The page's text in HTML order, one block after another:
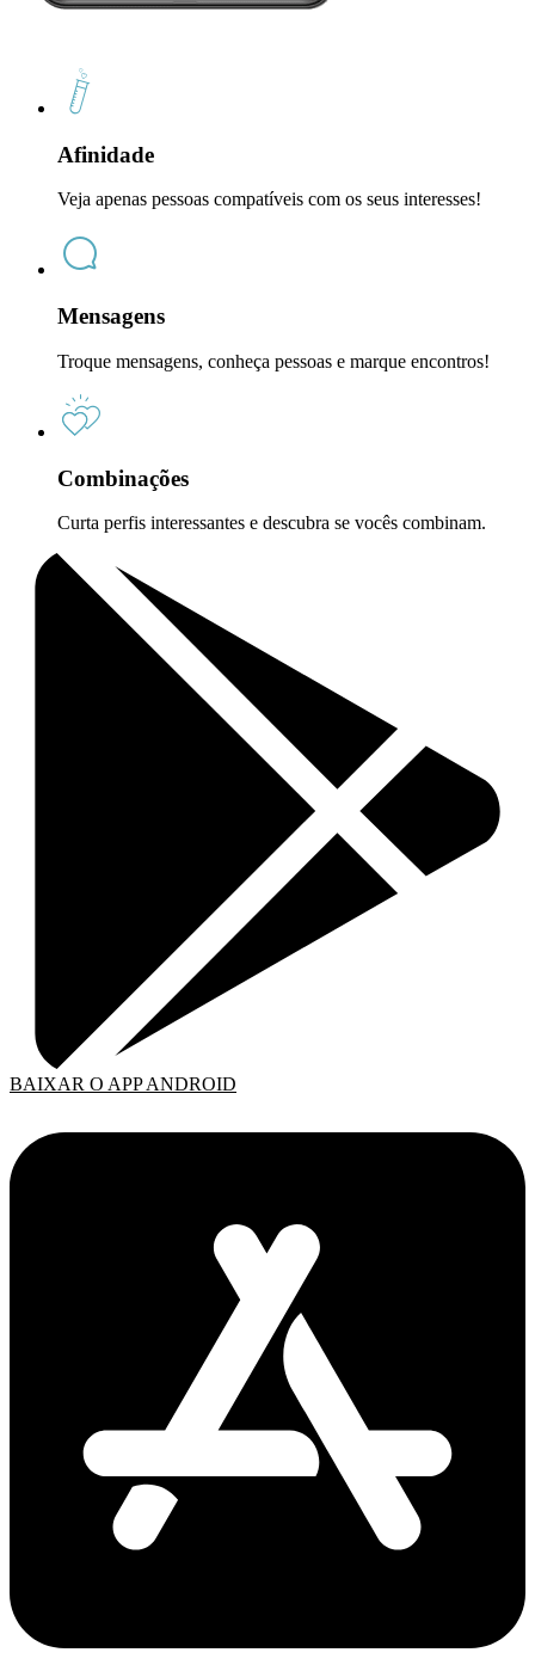
Afinidade
Veja apenas pessoas compatíveis com os seus interesses!
Mensagens
Troque mensagens, conheça pessoas e marque encontros!
Combinações
Curta perfis interessantes e descubra se vocês combinam.
BAIXAR O APP ANDROID